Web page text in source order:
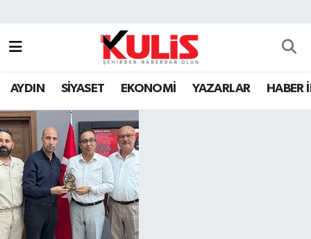
AYDIN SİYASET EKONOMİ YAZARLAR HABER